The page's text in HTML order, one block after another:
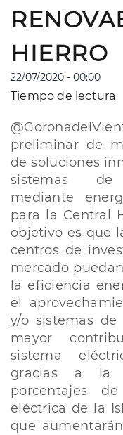
HIERRO
22/07/2020 - 00:00
Tiempo de lectura
preliminar de
de soluciones
sistemas de
mediante
para la Central
objetivo es que
centros de
mercado
la eficiencia
el
y/o sistemas
mayor
sistema
gracias a la
porcentajes
eléctrica de la
que